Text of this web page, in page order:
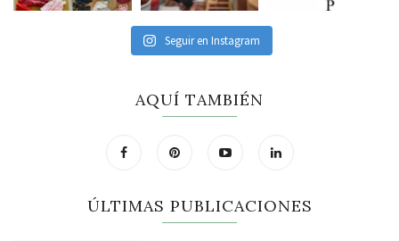
Seguir en Instagram
AQUÍ TAMBIÉN
ÚLTIMAS PUBLICACIONES